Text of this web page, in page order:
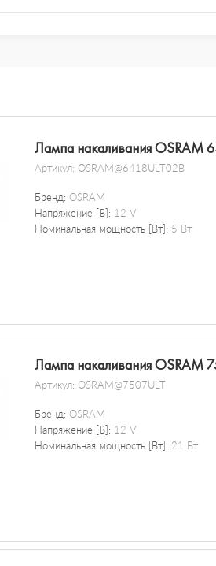
Лампа накаливания OSRAM
Артикул: OSRAM@6418ULT02B
Бренд: OSRAM
Напряжение [В]: 12 V
Номинальная мощность [Вт]: 5 Вт
Лампа накаливания OSRAM
Артикул: OSRAM@7507ULT
Бренд: OSRAM
Напряжение [В]: 12 V
Номинальная мощность [Вт]: 21 Вт